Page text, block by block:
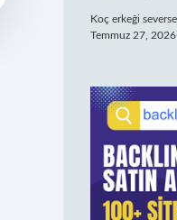
Koç erkeği
Temmuz 27, 2026